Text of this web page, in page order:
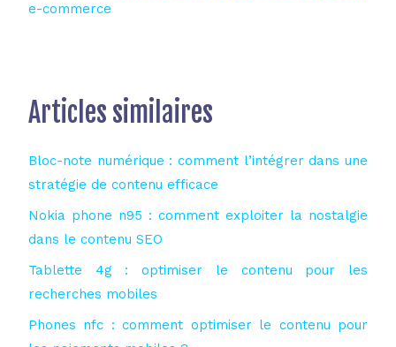
e-commerce
Articles similaires
Bloc-note numérique : comment l’intégrer dans une
stratégie de contenu efficace
Nokia phone n95 : comment exploiter la nostalgie
dans le contenu SEO
Tablette 4g : optimiser le contenu pour les
recherches mobiles
Phones nfc : comment optimiser le contenu pour